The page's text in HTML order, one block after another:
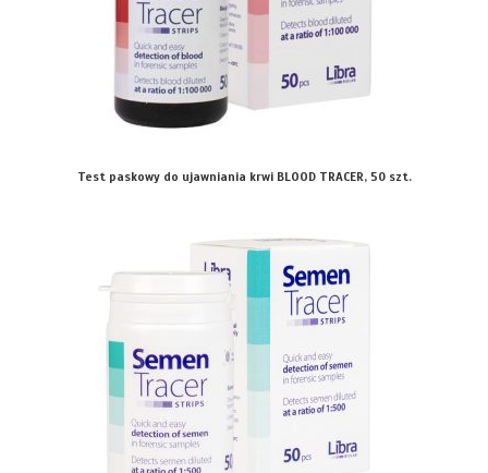
Test paskowy do ujawniania krwi BLOOD TRACER, 50 szt.